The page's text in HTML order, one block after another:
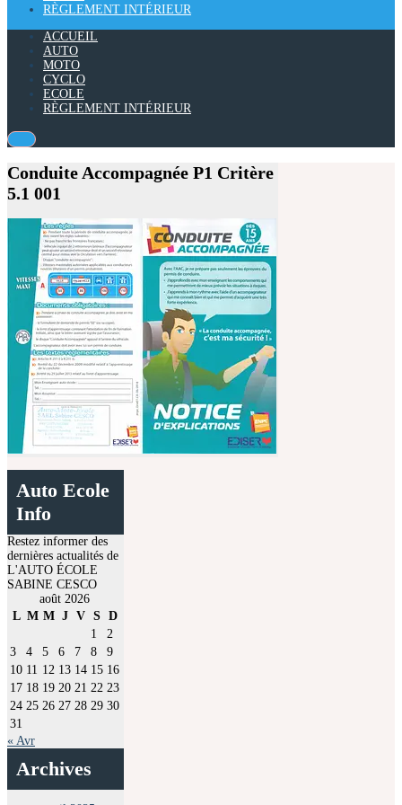
RÈGLEMENT INTÉRIEUR
ACCUEIL
AUTO
MOTO
CYCLO
ECOLE
RÈGLEMENT INTÉRIEUR
Conduite Accompagnée P1 Critère
5.1 001
Auto Ecole
Info
Restez informer des
dernières actualités de
L'AUTO ÉCOLE
SABINE CESCO
août 2026
L M M J V S D
1
2
3
4 5 6 7 8
9
10 11 12 13 14 15 16
17 18 19 20 21 22 23
24 25 26 27 28 29 30
31
« Avr
Archives